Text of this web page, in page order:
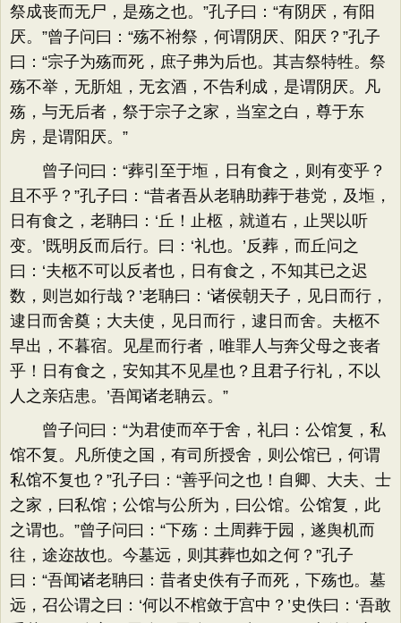
祭成丧而无尸，是殇之也。”孔子曰：“有阴厌，有阳
厌。”曾子问曰：“殇不祔祭，何谓阴厌、阳厌？”孔子
曰：“宗子为殇而死，庶子弗为后也。其吉祭特牲。祭
殇不举，无肵俎，无玄酒，不告利成，是谓阴厌。凡
殇，与无后者，祭于宗子之家，当室之白，尊于东
房，是谓阳厌。”
曾子问曰：“葬引至于堩，日有食之，则有变乎？
且不乎？”孔子曰：“昔者吾从老聃助葬于巷党，及堩，
日有食之，老聃曰：‘丘！止柩，就道右，止哭以听
变。’既明反而后行。曰：‘礼也。’反葬，而丘问之
曰：‘夫柩不可以反者也，日有食之，不知其已之迟
数，则岂如行哉？’老聃曰：‘诸侯朝天子，见日而行，
逮日而舍奠；大夫使，见日而行，逮日而舍。夫柩不
早出，不暮宿。见星而行者，唯罪人与奔父母之丧者
乎！日有食之，安知其不见星也？且君子行礼，不以
人之亲痁患。’吾闻诸老聃云。”
曾子问曰：“为君使而卒于舍，礼曰：公馆复，私
馆不复。凡所使之国，有司所授舍，则公馆已，何谓
私馆不复也？”孔子曰：“善乎问之也！自卿、大夫、士
之家，曰私馆；公馆与公所为，曰公馆。公馆复，此
之谓也。”曾子问曰：“下殇：土周葬于园，遂舆机而
往，途迩故也。今墓远，则其葬也如之何？”孔子
曰：“吾闻诸老聃曰：昔者史佚有子而死，下殇也。墓
远，召公谓之曰：‘何以不棺敛于宫中？’史佚曰：‘吾敢